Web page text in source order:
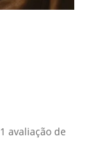
1 avaliação de